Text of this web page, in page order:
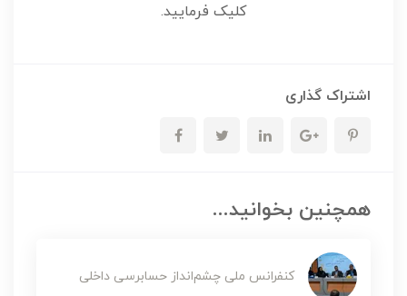
کلیک فرمایید.
اشتراک گذاری
همچنین بخوانید...
کنفرانس ملی چشم‌انداز حسابرسی داخلی